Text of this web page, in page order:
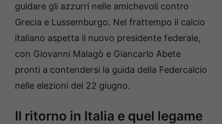
guidare gli azzurri nelle amichevoli contro
Grecia e Lussemburgo. Nel frattempo il calcio
italiano aspetta il nuovo presidente federale,
con Giovanni Malagò e Giancarlo Abete
pronti a contendersi la guida della Federcalcio
nelle elezioni del 22 giugno.
Il ritorno in Italia e quel legame